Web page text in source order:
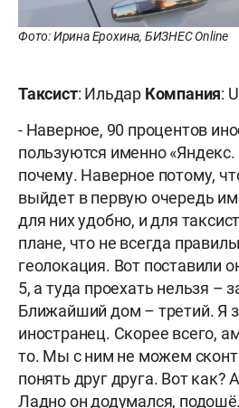
Фото: Ирина Ерохина, БИЗНЕС Online
Таксист: Ильдар Компания:
- Наверное, 90 процентов
пользуются именно
почему. Наверное потому,
выйдет в первую очередь
для них удобно, и для
плане, что не всегда
геолокация. Вот поставили
5, а туда проехать нельзя –
Ближайший дом – третий. Я
иностранец. Скорее всего,
то. Мы с ним не можем
понять друг друга. Вот как?
Ладно он додумался,